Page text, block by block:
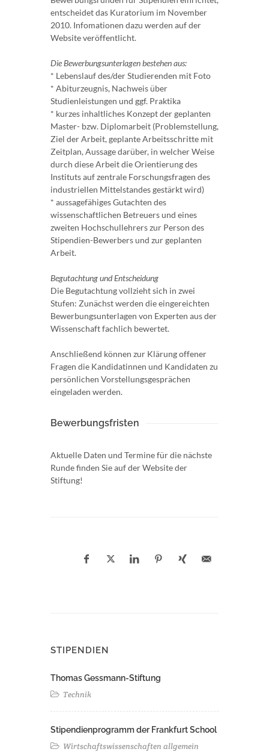
entscheidet das Kuratorium im November
2010. Infomationen dazu werden auf der
Website veröffentlicht.
Die Bewerbungsunterlagen bestehen aus:
* Lebenslauf des/der Studierenden mit Foto
* Abiturzeugnis, Nachweis über
Studienleistungen und ggf. Praktika
* kurzes inhaltliches Konzept der geplanten
Master- bzw. Diplomarbeit (Problemstellung,
Ziel der Arbeit, geplante Arbeitsschritte mit
Zeitplan, Aussage darüber, in welcher Weise
durch diese Arbeit die Orientierung des
Instituts auf zentrale Forschungsfragen des
industriellen Mittelstandes gestärkt wird)
* aussagefähiges Gutachten des
wissenschaftlichen Betreuers und eines
zweiten Hochschullehrers zur Person des
Stipendien-Bewerbers und zur geplanten
Arbeit.
Begutachtung und Entscheidung
Die Begutachtung vollzieht sich in zwei
Stufen: Zunächst werden die eingereichten
Bewerbungsunterlagen von Experten aus der
Wissenschaft fachlich bewertet.
Anschließend können zur Klärung offener
Fragen die Kandidatinnen und Kandidaten zu
persönlichen Vorstellungsgesprächen
eingeladen werden.
Bewerbungsfristen
Aktuelle Daten und Termine für die nächste
Runde finden Sie auf der Website der
Stiftung!
STIPENDIEN
Thomas Gessmann-Stiftung
Technik
Stipendienprogramm der Frankfurt School
Wirtschaftswissenschaften allgemein